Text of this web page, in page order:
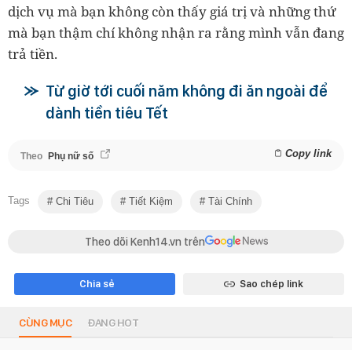
dịch vụ mà bạn không còn thấy giá trị và những thứ
mà bạn thậm chí không nhận ra rằng mình vẫn đang
trả tiền.
Từ giờ tới cuối năm không đi ăn ngoài để
dành tiền tiêu Tết
Theo Phụ nữ số Copy link
Tags Chi Tiêu Tiết Kiệm Tài Chính
Theo dõi Kenh14.vn trên
Chia sẻ Sao chép link
CÙNG MỤC ĐANG HOT